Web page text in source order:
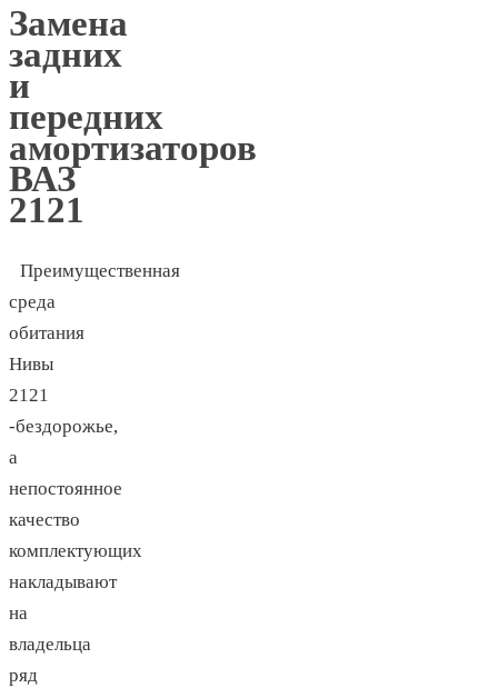
Замена
задних
и
передних
амортизаторов
ВАЗ
2121
Преимущественная
среда
обитания
Нивы
2121
-бездорожье,
а
непостоянное
качество
комплектующих
накладывают
на
владельца
ряд